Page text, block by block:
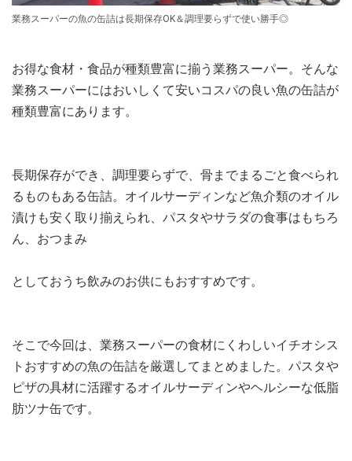
業務スーパーの魚の缶詰は長期保存OK＆調理要らずで使い勝手◎
お得な食材・食品が種類豊富に揃う業務スーパー。そんな
業務スーパーにはおいしくて安いコスパの良い魚の缶詰が
種類豊富にあります。
長期保存ができ、調理要らずで、骨までまるごと食べられ
るものもある缶詰。オイルサーディンなど魚介類のオイル
漬けも安く取り揃えられ、パスタやサラダの食事はもちろ
ん、おつまみ
としておうち飲みのお供にもおすすめです。
そこで今回は、業務スーパーの食材にくわしいイチオシス
トおすすめの魚の缶詰を厳選してまとめました。パスタや
ピザの具材に活躍するオイルサーディンやヘルシーな低脂
肪ツナ缶です。